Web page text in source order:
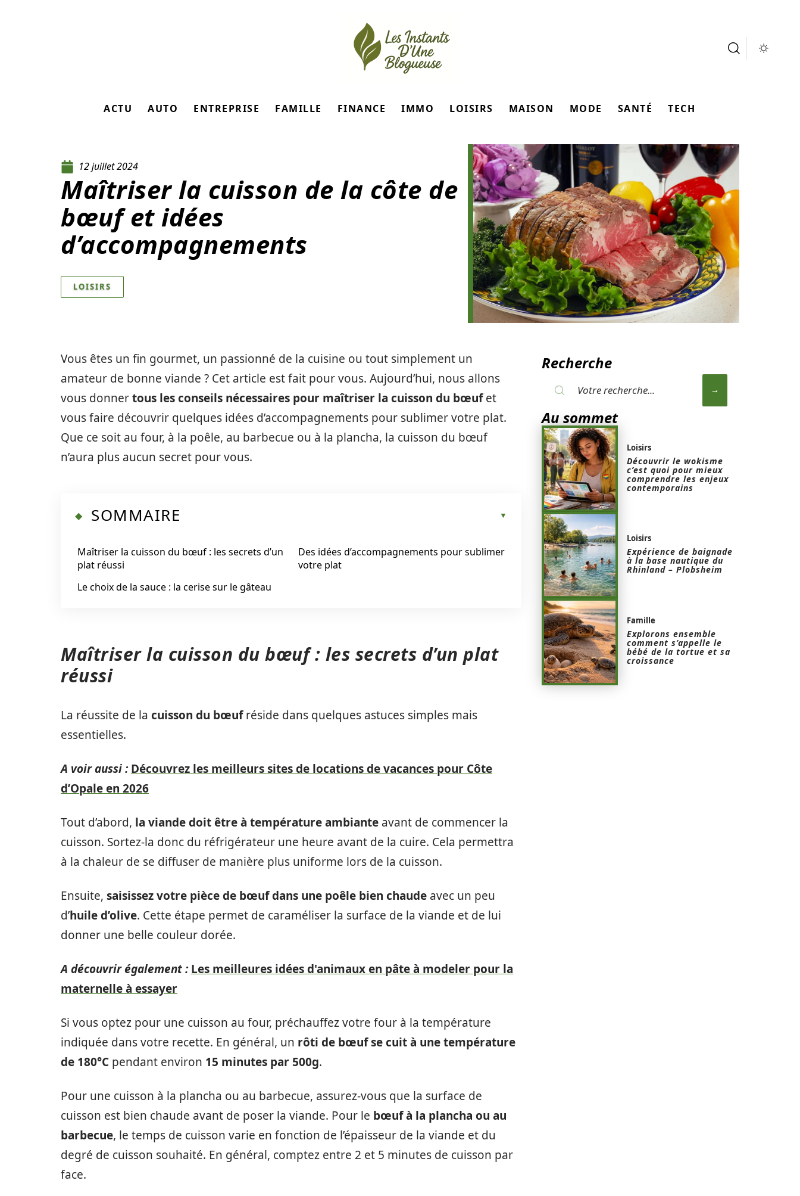
ACTU AUTO ENTREPRISE FAMILLE FINANCE IMMO LOISIRS MAISON MODE SANTÉ TECH
12 juillet 2024
Maîtriser la cuisson de la côte de
bœuf et idées
d’accompagnements
LOISIRS
Vous êtes un fin gourmet, un passionné de la cuisine ou tout simplement un
amateur de bonne viande ? Cet article est fait pour vous. Aujourd’hui, nous allons
vous donnertous les conseils nécessaires pour maîtriser la cuisson du bœufet
vous faire découvrir quelques idées d’accompagnements pour sublimer votre plat.
Que ce soit au four, à la poêle, au barbecue ou à la plancha, la cuisson du bœuf
n’aura plus aucun secret pour vous.
SOMMAIRE
Maîtriser la cuisson du bœuf : les secrets d’un
plat réussi
Le choix de la sauce : la cerise sur le gâteau
Des idées d’accompagnements pour sublimer
votre plat
Maîtriser la cuisson du bœuf : les secrets d’un plat
réussi
La réussite de la cuisson du bœufréside dans quelques astuces simples mais
essentielles.
A voir aussi : Découvrez les meilleurs sites de locations de vacances pour Côte
d’Opale en 2026
Tout d’abord, la viande doit être à température ambiante avant de commencer la
cuisson. Sortez-la donc du réfrigérateur une heure avant de la cuire. Cela permettra
à la chaleur de se diffuser de manière plus uniforme lors de la cuisson.
Ensuite, saisissez votre pièce de bœuf dans une poêle bien chaude avec un peu
d’huile d’olive. Cette étape permet de caraméliser la surface de la viande et de lui
donner une belle couleur dorée.
A découvrir également : Les meilleures idées d'animaux en pâte à modeler pour la
maternelle à essayer
Si vous optez pour une cuisson au four, préchauffez votre four à la température
indiquée dans votre recette. En général, un rôti de bœuf se cuit à une température
de 180°C pendant environ 15 minutes par 500g.
Pour une cuisson à la plancha ou au barbecue, assurez-vous que la surface de
cuisson est bien chaude avant de poser la viande. Pour le bœuf à la plancha ou au
barbecue, le temps de cuisson varie en fonction de l’épaisseur de la viande et du
degré de cuisson souhaité. En général, comptez entre 2 et 5 minutes de cuisson par
face.
Recherche
Au sommet
Loisirs
Découvrir le wokisme
c’est quoi pour mieux
comprendre les enjeux
contemporains
Loisirs
Expérience de baignade
à la base nautique du
Rhinland – Plobsheim
Famille
Explorons ensemble
comment s’appelle le
bébé de la tortue et sa
croissance